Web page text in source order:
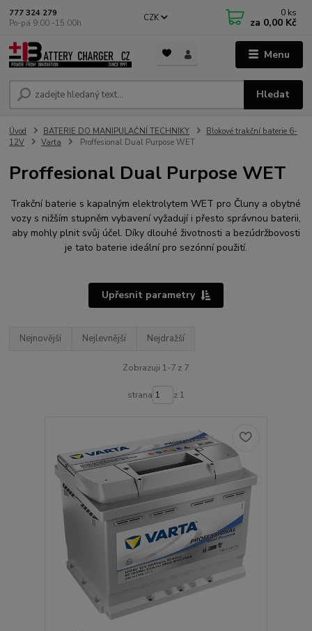
Menu
CZK
Hledat
777 324 279
Po-pá 9:00 -15:00h
0 ks
za 0,00 Kč
Úvod BATERIE DO MANIPULAČNÍ TECHNIKY
Blokové trakční baterie 6-
12V
Varta Proffesional Dual Purpose WET
Proffesional Dual Purpose WET
Trakční baterie s kapalným elektrolytem WET pro Čluny a obytné
vozy s nižším stupněm vybavení vyžadují i přesto správnou baterii,
aby mohly plnit svůj účel. Díky dlouhé životnosti a bezúdržbovosti
je tato baterie ideální pro sezónní použití.
Upřesnit parametry
Nejnovější Nejlevnější Nejdražší
Zobrazuji 1-7 z 7
strana z 1